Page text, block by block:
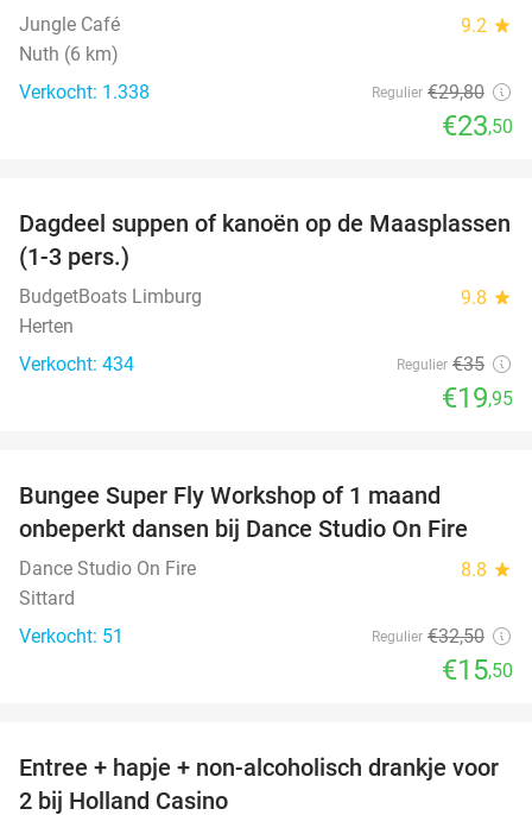
Jungle Café 9.2 star
Nuth (6 km)
Verkocht: 1.338
Regulier €29,80
€23,50
43%
Dagdeel suppen of kanoën op de Maasplassen
(1-3 pers.)
BudgetBoats Limburg 9.8 star
Herten
Verkocht: 434
Regulier €35
€19,95
Bungee Super Fly Workshop of 1 maand
onbeperkt dansen bij Dance Studio On Fire
Dance Studio On Fire 8.8 star
Sittard
Verkocht: 51
Regulier €32,50
€15,50
52%
Entree + hapje + non-alcoholisch drankje voor
2 bij Holland Casino